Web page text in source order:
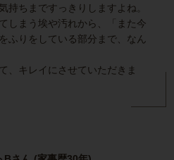
持ちまですっきりしますよね。
しまう埃や汚れから、「また今
ふりをしている部分まで、なん
、キレイにさせていただきま